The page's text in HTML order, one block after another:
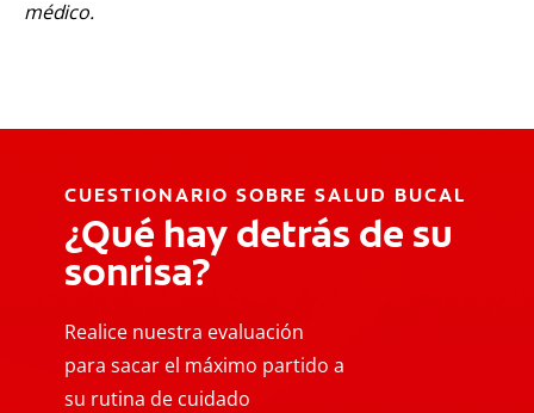
médico.
CUESTIONARIO SOBRE SALUD BUCAL
¿Qué hay detrás de su
sonrisa?
Realice nuestra evaluación
para sacar el máximo partido a
su rutina de cuidado